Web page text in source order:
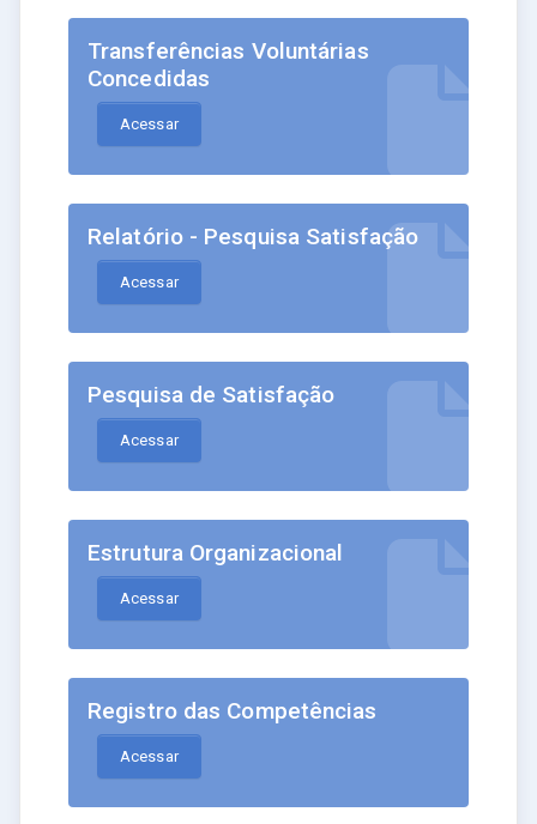
Transferências Voluntárias
Concedidas
Acessar
Relatório - Pesquisa Satisfação
Acessar
Pesquisa de Satisfação
Acessar
Estrutura Organizacional
Acessar
Registro das Competências
Acessar